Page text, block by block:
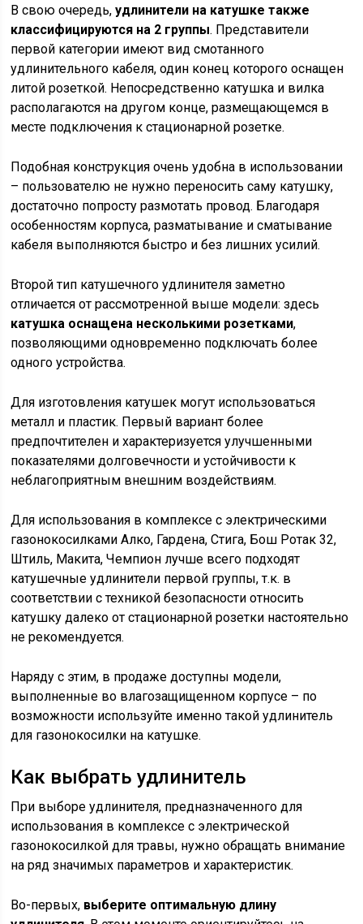
В свою очередь,удлинители на катушке также
классифицируются на 2 группы. Представители
первой категории имеют вид смотанного
удлинительного кабеля, один конец которого оснащен
литой розеткой. Непосредственно катушка и вилка
располагаются на другом конце, размещающемся в
месте подключения к стационарной розетке.
Подобная конструкция очень удобна в использовании
– пользователю не нужно переносить саму катушку,
достаточно попросту размотать провод. Благодаря
особенностям корпуса, разматывание и сматывание
кабеля выполняются быстро и без лишних усилий.
Второй тип катушечного удлинителя заметно
отличается от рассмотренной выше модели: здесь
катушка оснащена несколькими розетками,
позволяющими одновременно подключать более
одного устройства.
Для изготовления катушек могут использоваться
металл и пластик. Первый вариант более
предпочтителен и характеризуется улучшенными
показателями долговечности и устойчивости к
неблагоприятным внешним воздействиям.
Для использования в комплексе с электрическими
газонокосилками Алко, Гардена, Стига, Бош Ротак 32,
Штиль, Макита, Чемпион лучше всего подходят
катушечные удлинители первой группы, т.к. в
соответствии с техникой безопасности относить
катушку далеко от стационарной розетки настоятельно
не рекомендуется.
Наряду с этим, в продаже доступны модели,
выполненные во влагозащищенном корпусе – по
возможности используйте именно такой удлинитель
для газонокосилки на катушке.
Как выбрать удлинитель
При выборе удлинителя, предназначенного для
использования в комплексе с электрической
газонокосилкой для травы, нужно обращать внимание
на ряд значимых параметров и характеристик.
Во-первых, выберите оптимальную длину